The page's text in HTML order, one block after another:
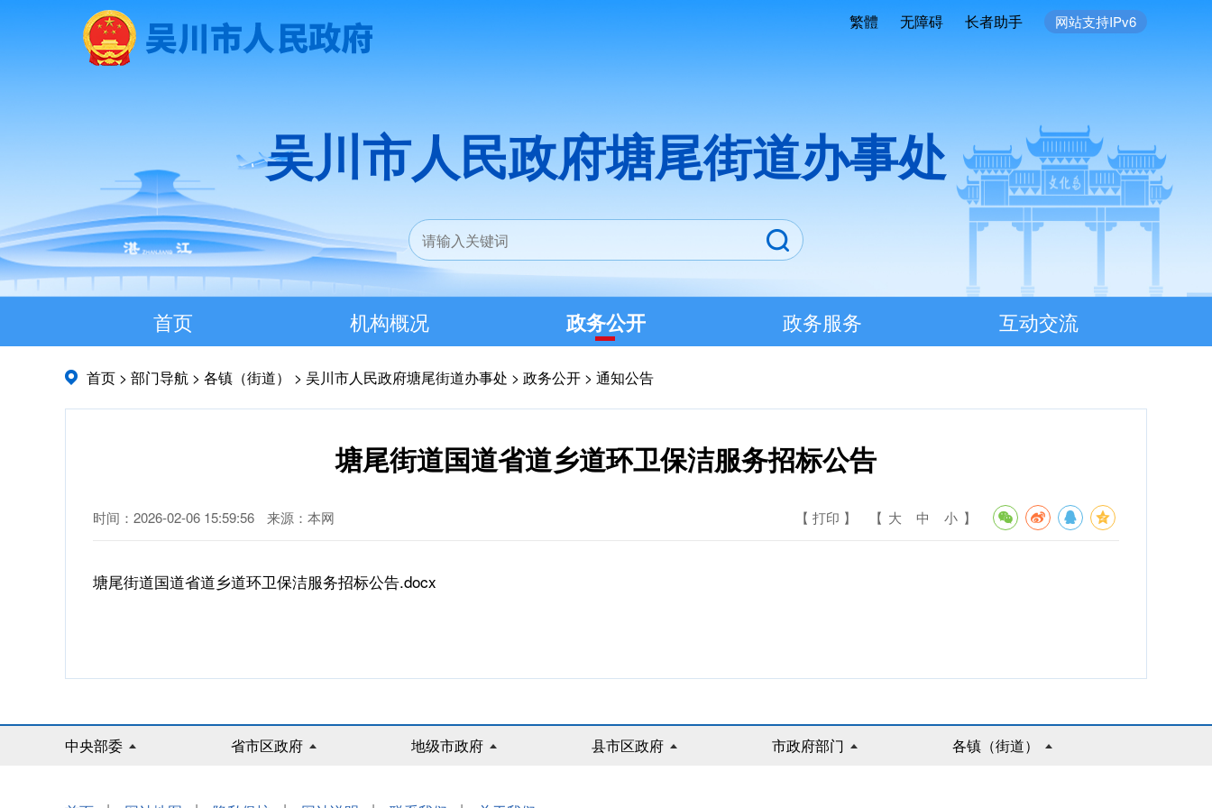
繁體 无障碍 长者助手 网站支持IPv6
吴川市人民政府塘尾街道办事处
首页 机构概况 政务公开 政务服务 互动交流
首页 > 部门导航 > 各镇（街道） > 吴川市人民政府塘尾街道办事处 > 政务公开 > 通知公告
塘尾街道国道省道乡道环卫保洁服务招标公告
时间：2026-02-06 15:59:56 来源：本网 【 打印 】 【 大 中 小 】
塘尾街道国道省道乡道环卫保洁服务招标公告.docx
中央部委 省市区政府 地级市政府 县市区政府 市政府部门 各镇（街道）